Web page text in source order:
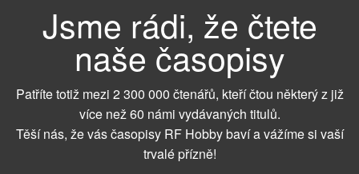
Jsme rádi, že čtete
naše časopisy
Patříte totiž mezi 2 300 000 čtenářů, kteří čtou některý z již
více než 60 námi vydávaných titulů.
Těší nás, že vás časopisy RF Hobby baví a vážíme si vaší
trvalé přízně!